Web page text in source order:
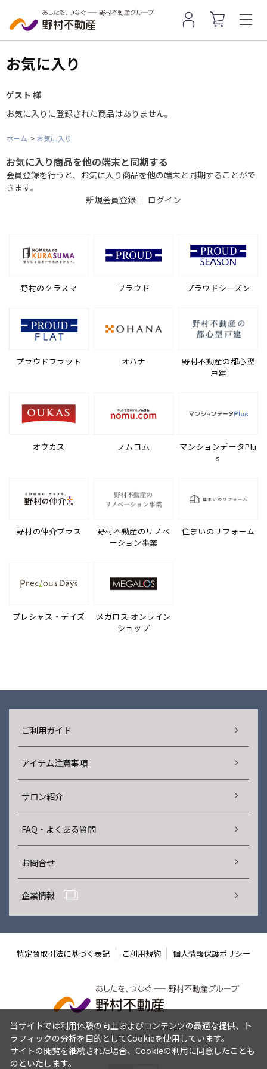
お気に入り
ゲスト 様
お気に入りに登録された商品はありません。
ホーム > お気に入り
お気に入り商品を他の端末と同期する
会員登録を行うと、お気に入り商品を他の端末と同期することがで
きます。
新規会員登録 ｜ ログイン
野村のクラスマ プラウド プラウドシーズン
プラウドフラット オハナ
野村不動産の都心型
戸建
オウカス ノムコム
マンションデータPlu
s
野村の仲介プラス
野村不動産のリノベ
ーション事業
住まいのリフォーム
プレシャス・デイズ
メガロス オンライン
ショップ
ご利用ガイド
アイテム注意事項
サロン紹介
FAQ・よくある質問
お問合せ
企業情報
特定商取引法に基づく表記 ご利用規約 個人情報保護ポリシー
Copyright © Nomura Real Estate Development Co., Ltd.
All Rights Reserved.
当サイトでは利用体験の向上およびコンテンツの最適な提供、ト
ラフィックの分析を目的としてCookieを使用しています。
サイトの閲覧を継続された場合、Cookieの利用に同意したことも
のといたします。